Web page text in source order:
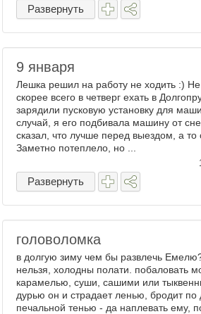
Развернуть
9 января
Лешка решил на работу не ходить :)
скорее всего в четверг ехать в
зарядили пусковую установку для
случай, я его подбивала машину от
сказал, что лучше перед выездом, а то
Заметно потеплело, но ...
Развернуть
головоломка
в долгую зиму чем бы развлечь
нельзя, холодны полати. побаловать
карамелью, суши, сашими или
дурью он и страдает ленью, бродит по
печальной тенью - да наплевать ему,